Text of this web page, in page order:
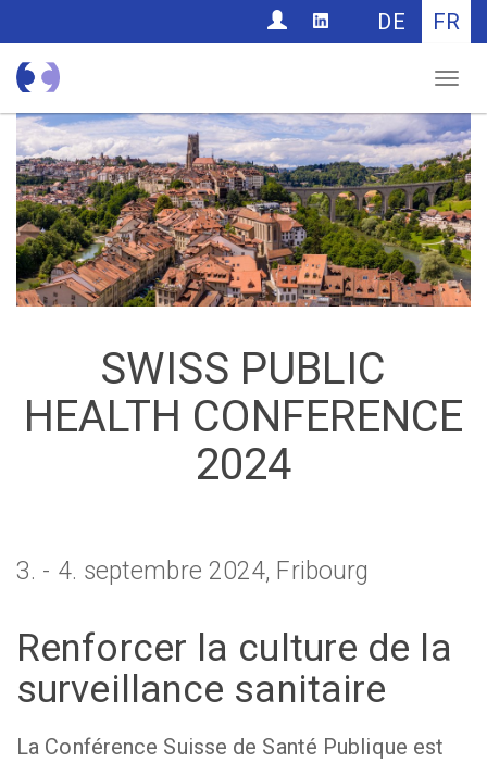
CONTACTDE FR
SWISS PUBLIC
HEALTH CONFERENCE
2024
3. - 4. septembre 2024, Fribourg
Renforcer la culture de la
surveillance sanitaire
La Conférence Suisse de Santé Publique est